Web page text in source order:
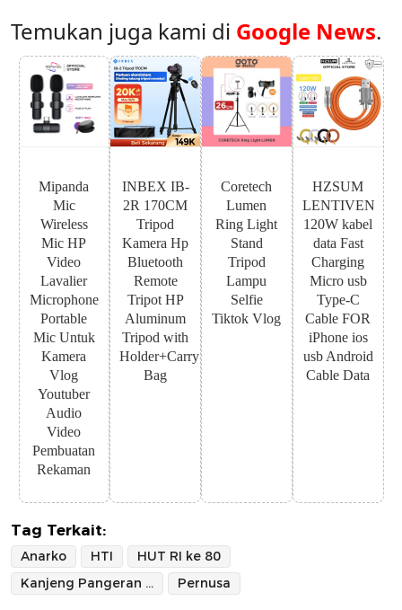
Temukan juga kami di Google News.
Mipanda
Mic
Wireless
Mic HP
Video
Lavalier
Microphone
Portable
Mic Untuk
Kamera
Vlog
Youtuber
Audio
Video
Pembuatan
Rekaman
INBEX IB-
2R 170CM
Tripod
Kamera Hp
Bluetooth
Remote
Tripot HP
Aluminum
Tripod with
Holder+Carry
Bag
Coretech
Lumen
Ring Light
Stand
Tripod
Lampu
Selfie
Tiktok Vlog
HZSUM
LENTIVEN
120W kabel
data Fast
Charging
Micro usb
Type-C
Cable FOR
iPhone ios
usb Android
Cable Data
Tag Terkait:
Anarko HTI
HUT RI ke 80
Kanjeng Pangeran Norman
Pernusa